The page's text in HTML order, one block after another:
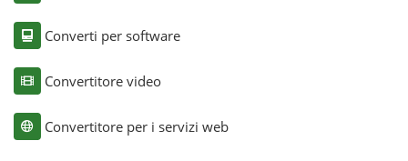
Converti per software
Convertitore video
Convertitore per i servizi web